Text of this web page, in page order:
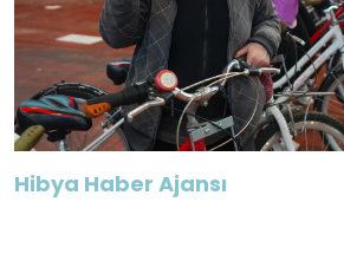
Hibya Haber Ajansı